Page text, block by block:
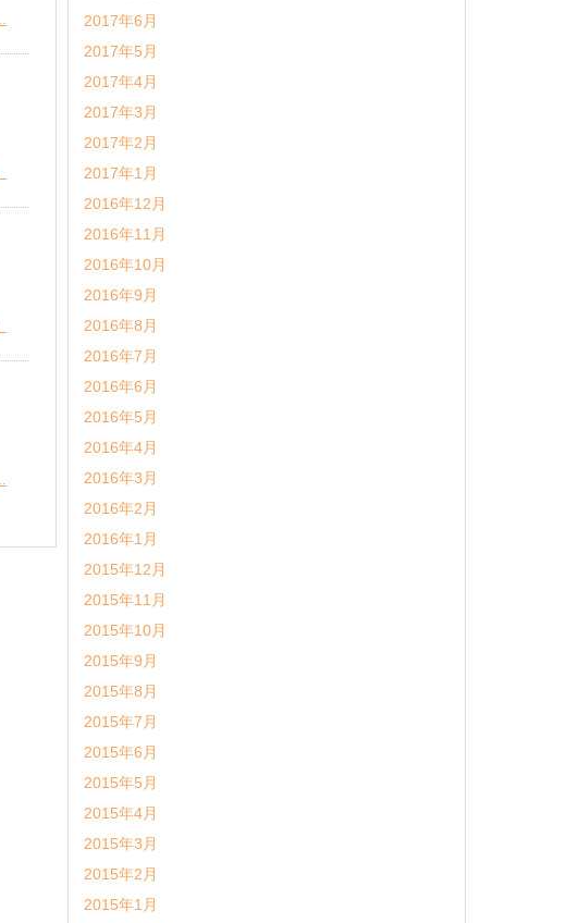
2017年6月
2017年5月
2017年4月
2017年3月
2017年2月
2017年1月
2016年12月
2016年11月
2016年10月
2016年9月
2016年8月
2016年7月
2016年6月
2016年5月
2016年4月
2016年3月
2016年2月
2016年1月
2015年12月
2015年11月
2015年10月
2015年9月
2015年8月
2015年7月
2015年6月
2015年5月
2015年4月
2015年3月
2015年2月
2015年1月